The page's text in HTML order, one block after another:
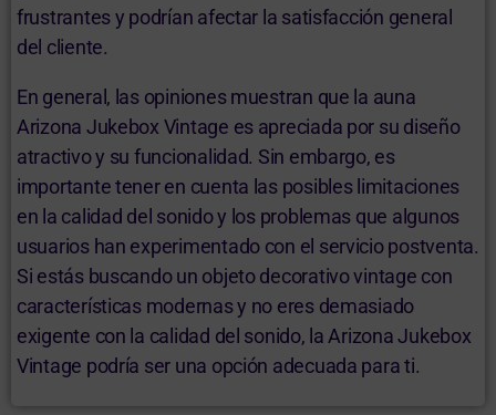
frustrantes y podrían afectar la satisfacción general
del cliente.
En general, las opiniones muestran que la auna
Arizona Jukebox Vintage es apreciada por su diseño
atractivo y su funcionalidad. Sin embargo, es
importante tener en cuenta las posibles limitaciones
en la calidad del sonido y los problemas que algunos
usuarios han experimentado con el servicio postventa.
Si estás buscando un objeto decorativo vintage con
características modernas y no eres demasiado
exigente con la calidad del sonido, la Arizona Jukebox
Vintage podría ser una opción adecuada para ti.